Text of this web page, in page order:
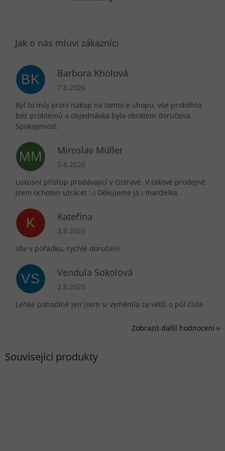
Související produkty
BK Barbora Kholová
Hodnocení obchodu je 5 z 5 hvězdiček.
7.8.2026
Byl to můj první nákup na tomto e-shopu, vše proběhlo
bez problémů a objednávka byla obratem doručena.
Spokojenost.
MM Miroslav Müller
Hodnocení obchodu je 5 z 5 hvězdiček.
5.8.2026
Luxusní přístup prodávající v Ostravě. V takové prodejně
jsem ochoten utrácet :-) Děkujeme já i manželka.
K Kateřina
Hodnocení obchodu je 5 z 5 hvězdiček.
3.8.2026
Vše v pořádku, rychlé doručení.
VS Vendula Sokolová
Hodnocení obchodu je 5 z 5 hvězdiček.
2.8.2026
Lehké pohodlné jen jsem si vyměnila za větší o půl čísla
Zobrazit další hodnocení